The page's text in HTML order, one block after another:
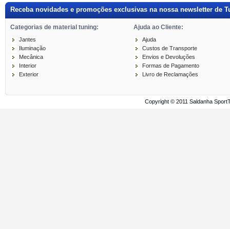
Receba novidades e promoções exclusivas na nossa newsletter de
Categorias de material tuning: Ajuda ao Cliente:
Jantes
Iluminação
Mecânica
Interior
Exterior
Ajuda
Custos de Transporte
Envios e Devoluções
Formas de Pagamento
Livro de Reclamações
Copyright © 2011 Saldanha